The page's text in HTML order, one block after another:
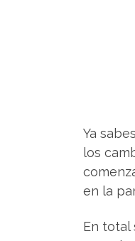
Ya
los
en la
En total